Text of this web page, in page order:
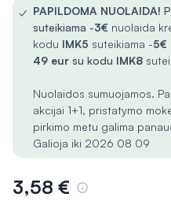
✓ PAPILDOMA NUOLAIDA!
suteikiama -3€ nuolaida
kodu IMK5 suteikiama -5€
49 eur su kodu IMK8
Nuolaidos sumuojamos.
akcijai 1+1, pristatymo
pirkimo metu galima
Galioja iki 2026 08 09
3,58 €